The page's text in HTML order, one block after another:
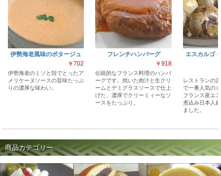
伊勢海老風味のポタージュ
￥702
伊勢海老のミソと殻でとったア
メリケーヌソースの旨味たっぷ
りの濃厚な味わい。
フレンチハンバーグ
￥918
伝統的なフランス料理のハンバ
ーグです。焼いた肉汁と生クリ
ームとデミグラスソースで仕上
げた、濃厚でクリーミィーなソ
ースをたっぷり。
エスカルゴ
レストランの
で一番人気の
フランス産エ
煮込み日本人
ました。
商品カテゴリー